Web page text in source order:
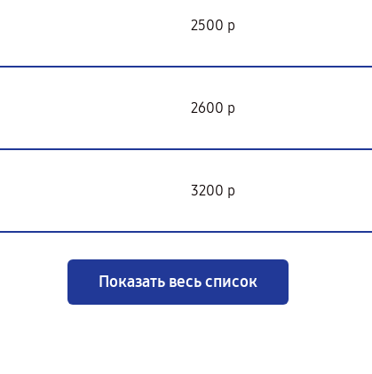
2500 р
2600 р
3200 р
Показать весь список